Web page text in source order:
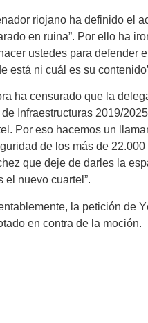
riojano ha definido el
en ruina”. Por ello ha
ustedes para defender
está ni cuál es su
ha censurado que la
de Infraestructuras 2019/
Por eso hacemos un
de los más de
que deje de darles la
el nuevo cuartel”.
la petición de
en contra de la moción.